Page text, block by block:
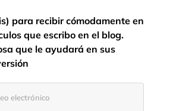
para recibir cómodamente en
que escribo en el blog.
que le ayudará en sus